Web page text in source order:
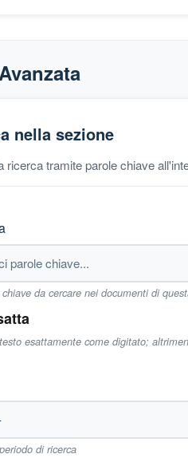
nella sezione
ricerca tramite parole chiave
da cercare nei documenti di
esattamente come digitato;
di ricerca